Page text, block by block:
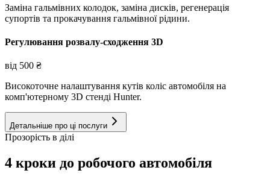
Заміна гальмівних колодок, заміна дисків, регенерація
супортів та прокачування гальмівної рідини.
Регулювання розвалу-сходження 3D
від 500 ₴
Високоточне налаштування кутів коліс автомобіля на
комп'ютерному 3D стенді Hunter.
Детальніше про ці послуги
Прозорість в ділі
4 кроки до робочого автомобіля